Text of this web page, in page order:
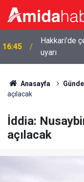
16:45
Hakkari’de
uyarı
Anasayfa
açılacak
İddia:
açılacak